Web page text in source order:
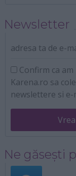
Newsletter
adresa ta de e-
Confirm ca
Karena.ro sa
newslettere si
Ne găsești